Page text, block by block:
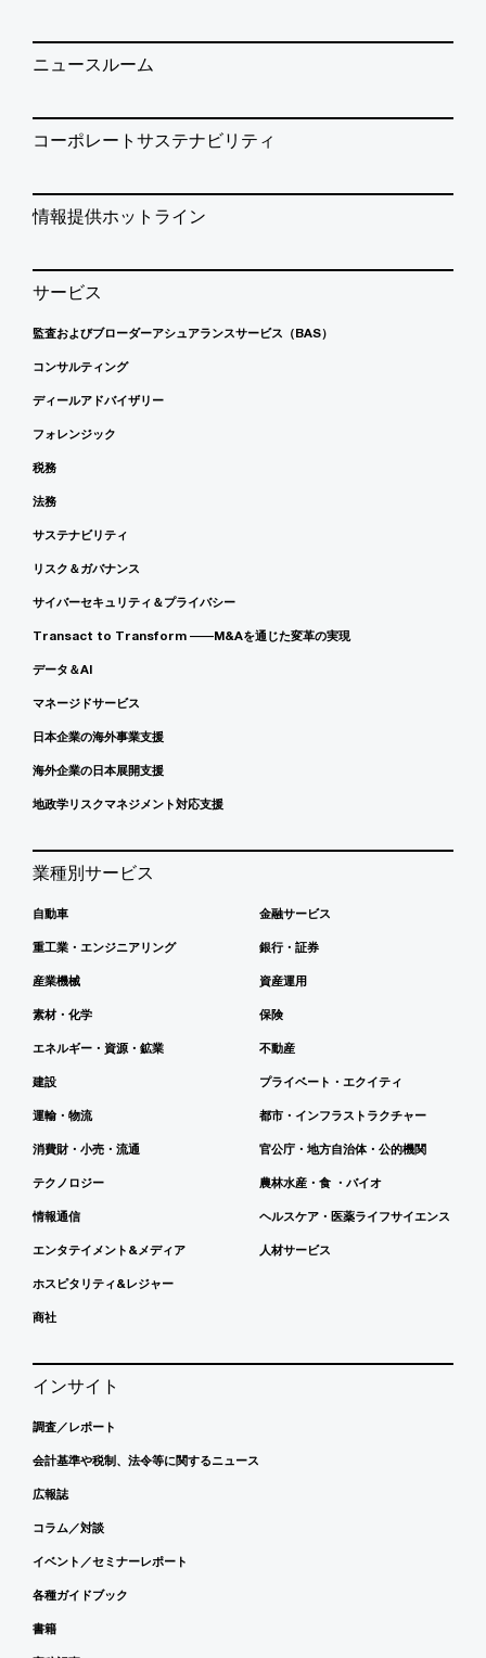
ニュースルーム
コーポレートサステナビリティ
情報提供ホットライン
サービス
監査およびブローダーアシュアランスサービス（BAS）
コンサルティング
ディールアドバイザリー
フォレンジック
税務
法務
サステナビリティ
リスク＆ガバナンス
サイバーセキュリティ＆プライバシー
Transact to Transform ――M&Aを通じた変革の実現
データ＆AI
マネージドサービス
日本企業の海外事業支援
海外企業の日本展開支援
地政学リスクマネジメント対応支援
業種別サービス
自動車
重工業・エンジニアリング
産業機械
素材・化学
エネルギー・資源・鉱業
建設
運輸・物流
消費財・小売・流通
テクノロジー
情報通信
エンタテイメント&メディア
ホスピタリティ&レジャー
商社
金融サービス
銀行・証券
資産運用
保険
不動産
プライベート・エクイティ
都市・インフラストラクチャー
官公庁・地方自治体・公的機関
農林水産・食 ・バイオ
ヘルスケア・医薬ライフサイエンス
人材サービス
インサイト
調査／レポート
会計基準や税制、法令等に関するニュース
広報誌
コラム／対談
イベント／セミナーレポート
各種ガイドブック
書籍